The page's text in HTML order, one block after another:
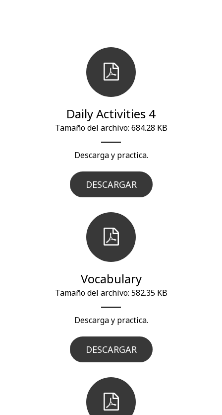
Daily Activities 4
Tamaño del archivo: 684.28 KB
Descarga y practica.
DESCARGAR
Vocabulary
Tamaño del archivo: 582.35 KB
Descarga y practica.
DESCARGAR